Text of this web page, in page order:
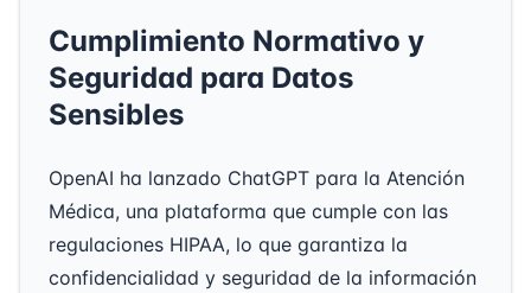
Cumplimiento Normativo y
Seguridad para Datos
Sensibles
OpenAI ha lanzado ChatGPT para la Atención
Médica, una plataforma que cumple con las
regulaciones HIPAA, lo que garantiza la
confidencialidad y seguridad de la información